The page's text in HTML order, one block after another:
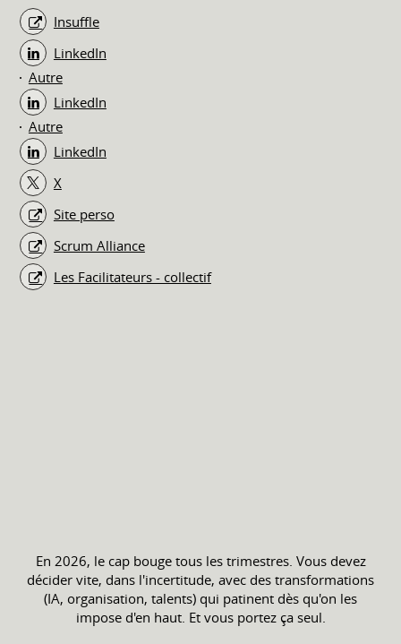
Insuffle
LinkedIn
Autre
LinkedIn
Autre
LinkedIn
X
Site perso
Scrum Alliance
Les Facilitateurs - collectif
En 2026, le cap bouge tous les trimestres. Vous devez
décider vite, dans l'incertitude, avec des transformations
(IA, organisation, talents) qui patinent dès qu'on les
impose d'en haut. Et vous portez ça seul.